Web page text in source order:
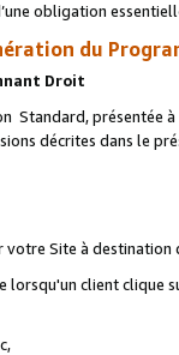
obligation
du
Droit
Standard, présentée
décrites dans le
Site à destination
lorsqu'un client